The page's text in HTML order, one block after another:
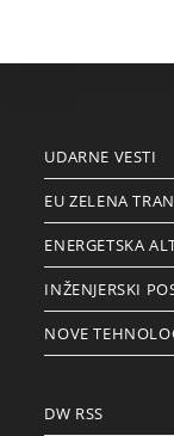
UDARNE VESTI
EU ZELENA
ENERGETSKA
INŽENJERSKI
NOVE
DW RSS